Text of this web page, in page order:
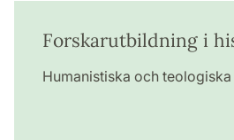
Forskarutbildning i
Humanistiska och